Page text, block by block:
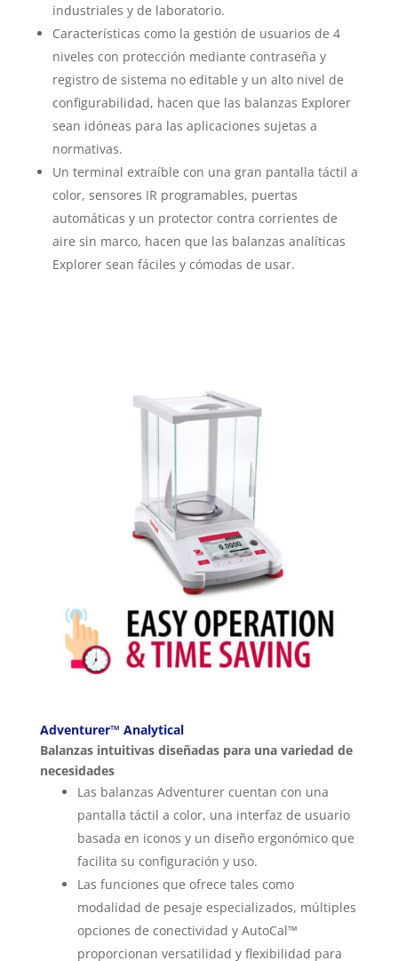
industriales y de laboratorio.
Características como la gestión de usuarios de 4
niveles con protección mediante contraseña y
registro de sistema no editable y un alto nivel de
configurabilidad, hacen que las balanzas Explorer
sean idóneas para las aplicaciones sujetas a
normativas.
Un terminal extraíble con una gran pantalla táctil a
color, sensores IR programables, puertas
automáticas y un protector contra corrientes de
aire sin marco, hacen que las balanzas analíticas
Explorer sean fáciles y cómodas de usar.
Adventurer™ Analytical
Balanzas intuitivas diseñadas para una variedad de
necesidades
Las balanzas Adventurer cuentan con una
pantalla táctil a color, una interfaz de usuario
basada en iconos y un diseño ergonómico que
facilita su configuración y uso.
Las funciones que ofrece tales como
modalidad de pesaje especializados, múltiples
opciones de conectividad y AutoCal™
proporcionan versatilidad y flexibilidad para